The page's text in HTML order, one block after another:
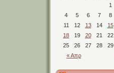
« Απρ
1
4
5 6 7 8
11
12 13 14 15
18
19 20 21 22
25
26 27 28 29